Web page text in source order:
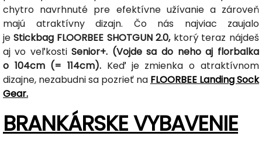
chytro navrhnuté pre efektívne užívanie a zároveň
majú atraktívny dizajn. Čo nás najviac zaujalo
je Stickbag FLOORBEE SHOTGUN 2.0,ktorý teraz nájdeš
aj vo veľkosti Senior+. (Vojde sa do neho aj florbalka
o 104cm (= 114cm). Keď je zmienka o atraktívnom
dizajne, nezabudni sa pozrieť na FLOORBEE Landing Sock
Gear.
BRANKÁRSKE VYBAVENIE